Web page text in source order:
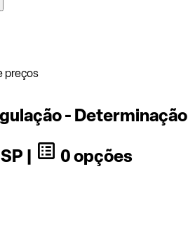
preços
- Determinação
|
0 opções